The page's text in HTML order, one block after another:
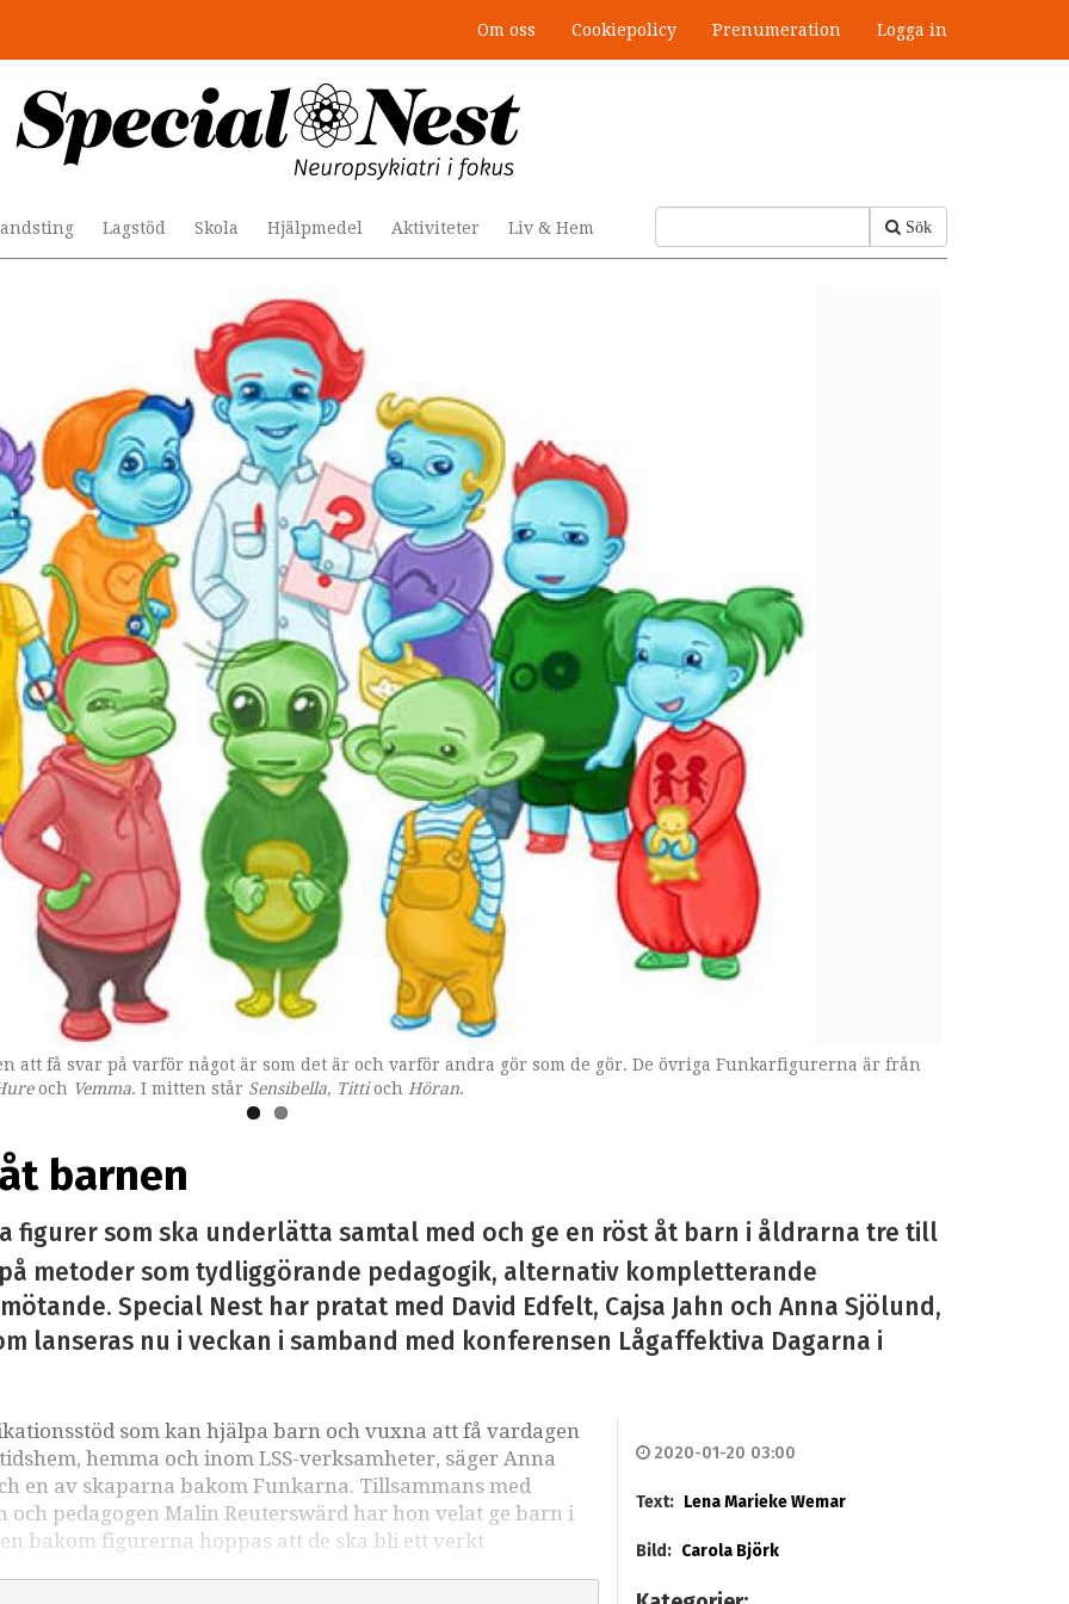
Om oss Cookiepolicy Prenumeration Logga in
Sök
Lagstöd Skola Hjälpmedel Aktiviteter Liv & Hem
få svar på varför något är som det är och varför andra gör som de gör. De övriga Funkarfigurerna är från
och Vemma. I mitten står Sensibella, Tittioch Höran.
Reuterswärd har tillsammans skapat Funkarna.
barnen
figurer som ska underlätta samtal med och ge en röst åt barn i åldrarna tre till
metoder som tydliggörande pedagogik, alternativ kompletterande
Special Nest har pratat med David Edfelt, Cajsa Jahn och Anna Sjölund,
lanseras nu i veckan i samband med konferensen Lågaffektiva Dagarna i
som kan hjälpa barn och vuxna att få vardagen
hemma och inom LSS-verksamheter, säger Anna
en av skaparna bakom Funkarna. Tillsammans med
och pedagogen Malin Reuterswärd har hon velat ge barn i
bakom figurerna hoppas att de ska bli ett verkt
2020-01-20 03:00
Text: Lena Marieke Wemar
Bild: Carola Björk
togs stödet bort”